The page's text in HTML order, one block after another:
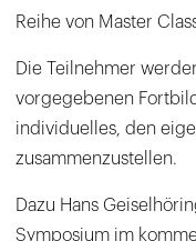
Reihe von Master
Die Teilnehmer
vorgegebenen
individuelles, den
zusammenzustellen.
Dazu Hans
Symposium im